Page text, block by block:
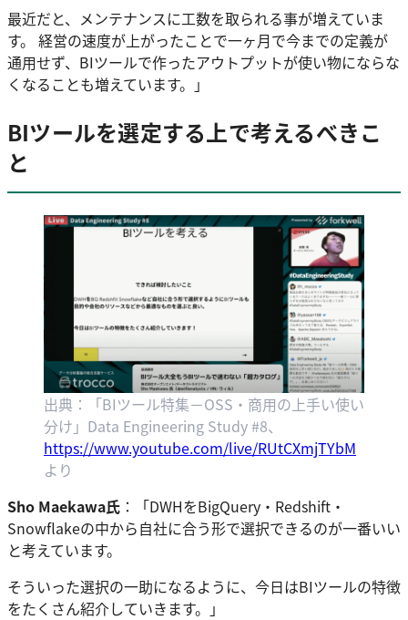
最近だと、メンテナンスに工数を取られる事が増えていま
す。 経営の速度が上がったことで一ヶ月で今までの定義が
通用せず、BIツールで作ったアウトプットが使い物にならな
くなることも増えています。」
BIツールを選定する上で考えるべきこ
と
出典：「BIツール特集－OSS・商用の上手い使い
分け」Data Engineering Study #8、
https://www.youtube.com/live/RUtCXmjTYbM
より
Sho Maekawa氏 ：「DWHをBigQuery・Redshift・
Snowflakeの中から自社に合う形で選択できるのが一番いい
と考えています。
そういった選択の一助になるように、今日はBIツールの特徴
をたくさん紹介していきます。」